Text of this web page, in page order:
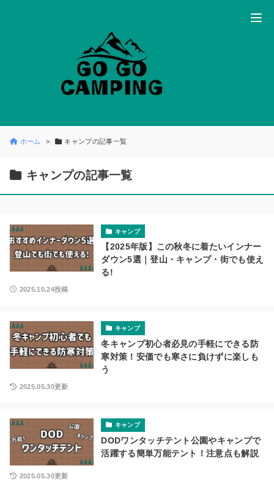
ホーム キャンプの記事一覧
キャンプの記事一覧
キャンプ
【2025年版】この秋冬に着たいインナー
ダウン5選｜登山・キャンプ・街でも使え
る!
2025.10.24投稿
キャンプ
冬キャンプ初心者必見の手軽にできる防
寒対策！安価でも寒さに負けずに楽しも
う
2025.05.30更新
キャンプ
DODワンタッチテント公園やキャンプで
活躍する簡単万能テント！注意点も解説
2025.05.30更新